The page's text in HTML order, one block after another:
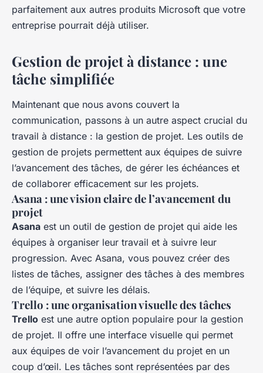
parfaitement aux autres produits Microsoft que votre
entreprise pourrait déjà utiliser.
Gestion de projet à distance : une
tâche simplifiée
Maintenant que nous avons couvert la
communication, passons à un autre aspect crucial du
travail à distance : la gestion de projet. Les outils de
gestion de projets permettent aux équipes de suivre
l’avancement des tâches, de gérer les échéances et
de collaborer efficacement sur les projets.
Asana : une vision claire de l’avancement du
projet
Asana est un outil de gestion de projet qui aide les
équipes à organiser leur travail et à suivre leur
progression. Avec Asana, vous pouvez créer des
listes de tâches, assigner des tâches à des membres
de l’équipe, et suivre les délais.
Trello : une organisation visuelle des tâches
Trello est une autre option populaire pour la gestion
de projet. Il offre une interface visuelle qui permet
aux équipes de voir l’avancement du projet en un
coup d’œil. Les tâches sont représentées par des